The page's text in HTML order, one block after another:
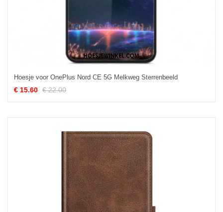
Hoesje voor OnePlus Nord CE 5G Melkweg Sterrenbeeld
€ 15.60 € 22.00